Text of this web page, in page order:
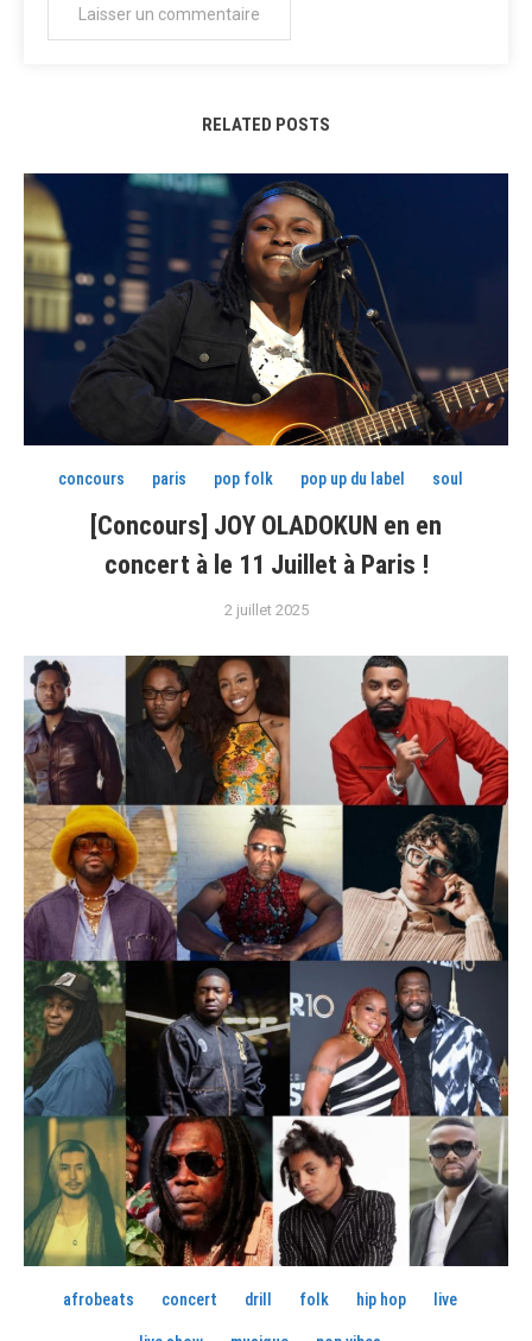
RELATED POSTS
concours paris pop folk pop up du label soul
[Concours] JOY OLADOKUN en en
concert à le 11 Juillet à Paris !
2 juillet 2025
afrobeats concert drill folk hip hop live